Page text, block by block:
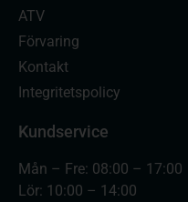
ATV
Förvaring
Kontakt
Integritetspolicy
Kundservice
Mån – Fre: 08:00 – 17:00
Lör: 10:00 – 14:00